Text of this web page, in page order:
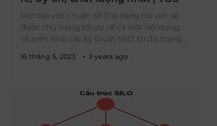
16 tháng 5, 2023 3 years ago
Một bài viết chuẩn SEO là dạng bài viết sẽ
được chú trọng tối ưu về cả mặt nội dung
và triển khai các kỹ thuật SEO, từ đó mang
tìm kiếm của người dùng vừa thúc đẩy thứ